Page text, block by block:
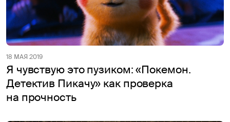
18 МАЯ 2019
Я чувствую это пузиком: «Покемон.
Детектив Пикачу» как проверка
на прочность